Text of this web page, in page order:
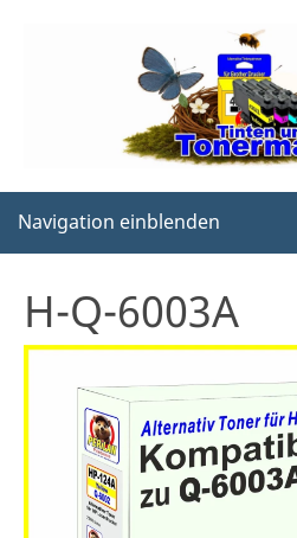
Navigation einblenden
H-Q-6003A